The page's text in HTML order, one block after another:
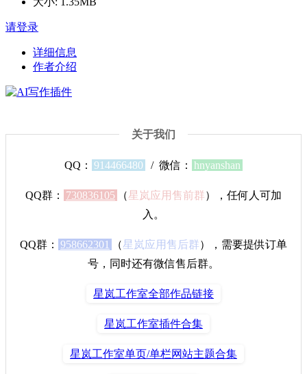
请登录
详细信息
作者介绍
关于我们
QQ： 914466480 / 微信： hnyanshan
QQ群： 730836105 （星岚应用售前群），任何人可加
入。
QQ群： 958662301 （星岚应用售后群），需要提供订单
号，同时还有微信售后群。
星岚工作室全部作品链接
星岚工作室插件合集
星岚工作室单页/单栏网站主题合集